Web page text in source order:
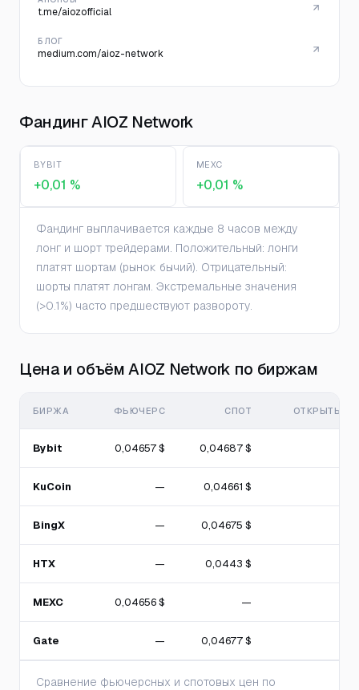
t.me/aiozofficial
БЛОГ
medium.com/aioz-network
Фандинг AIOZ Network
BYBIT
+0,01 %
MEXC
+0,01 %
Фандинг выплачивается каждые 8 часов между
лонг и шорт трейдерами. Положительный: лонги
платят шортам (рынок бычий). Отрицательный:
шорты платят лонгам. Экстремальные значения
(>0.1%) часто предшествуют развороту.
Цена и объём AIOZ Network по биржам
БИРЖА ФЬЮЧЕРС СПОТ ОТКРЫТЫЙ
Bybit 0,04657 $ 0,04687 $
KuCoin — 0,04661 $
BingX — 0,04675 $
HTX — 0,0443 $
MEXC 0,04656 $ —
Gate — 0,04677 $
Сравнение фьючерсных и спотовых цен по